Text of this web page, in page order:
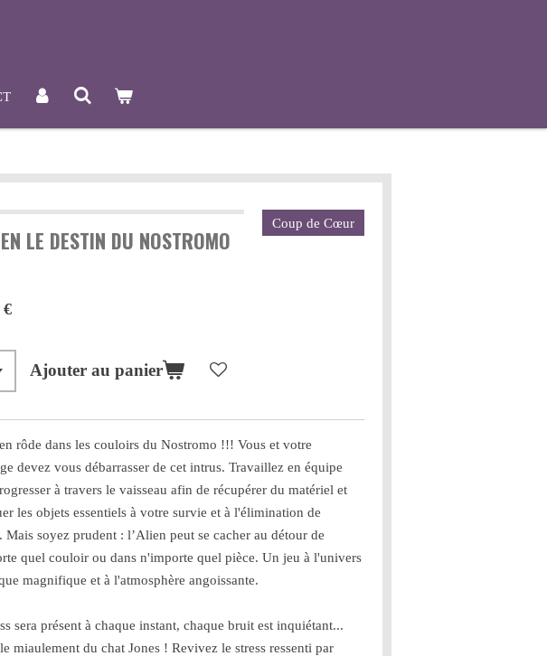
LE DESTIN DU NOSTROMO
Coup de Cœur
€
Ajouter au panier
rôde dans les couloirs du Nostromo !!! Vous et votre
devez vous débarrasser de cet intrus. Travaillez en équipe
à travers le vaisseau afin de récupérer du matériel et
les objets essentiels à votre survie et à l'élimination de
soyez prudent : l’Alien peut se cacher au détour de
quel couloir ou dans n'importe quel pièce. Un jeu à l'univers
magnifique et à l'atmosphère angoissante.
sera présent à chaque instant, chaque bruit est inquiétant...
miaulement du chat Jones ! Revivez le stress ressenti par